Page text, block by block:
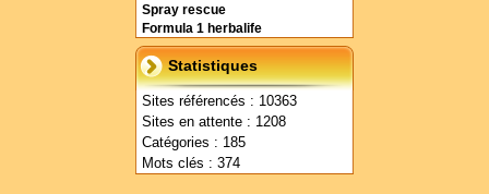
Spray rescue
Formula 1 herbalife
Statistiques
Sites référencés : 10363
Sites en attente : 1208
Catégories : 185
Mots clés : 374